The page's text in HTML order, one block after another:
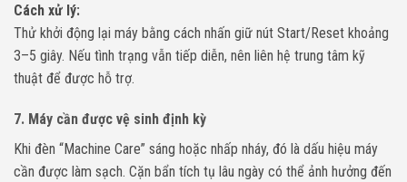
Cách xử lý:
Thử khởi động lại máy bằng cách nhấn giữ nút Start/Reset khoảng
3–5 giây. Nếu tình trạng vẫn tiếp diễn, nên liên hệ trung tâm kỹ
thuật để được hỗ trợ.
7. Máy cần được vệ sinh định kỳ
Khi đèn “Machine Care” sáng hoặc nhấp nháy, đó là dấu hiệu máy
cần được làm sạch. Cặn bẩn tích tụ lâu ngày có thể ảnh hưởng đến